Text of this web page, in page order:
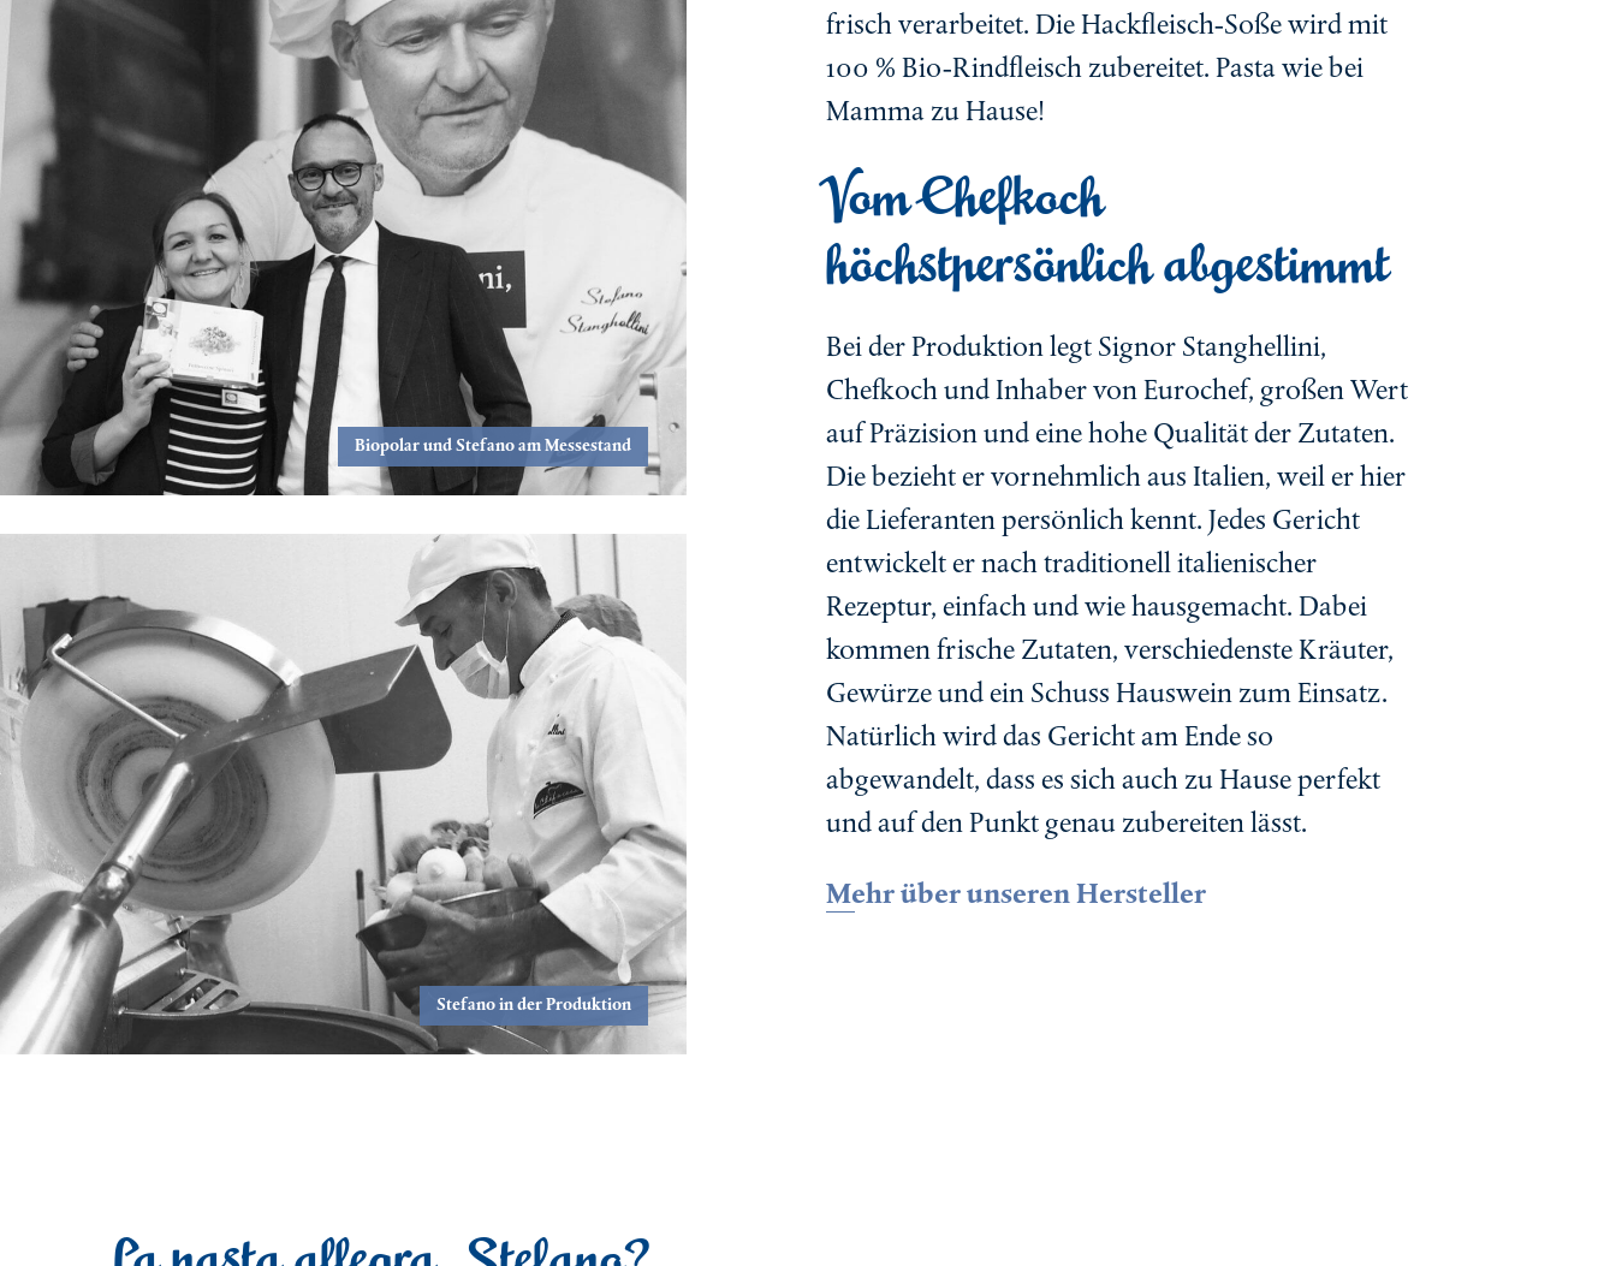
frisch verarbeitet. Die Hackfleisch-Soße wird mit
100 % Bio-Rindfleisch zubereitet. Pasta wie bei
Mamma zu Hause!
Vom Chefkoch
höchstpersönlich abgestimmt
Bei der Produktion legt Signor Stanghellini,
Chefkoch und Inhaber von Eurochef, großen Wert
auf Präzision und eine hohe Qualität der Zutaten.
Die bezieht er vornehmlich aus Italien, weil er hier
die Lieferanten persönlich kennt. Jedes Gericht
entwickelt er nach traditionell italienischer
Rezeptur, einfach und wie hausgemacht. Dabei
kommen frische Zutaten, verschiedenste Kräuter,
Gewürze und ein Schuss Hauswein zum Einsatz.
Natürlich wird das Gericht am Ende so
abgewandelt, dass es sich auch zu Hause perfekt
und auf den Punkt genau zubereiten lässt.
Mehr über unseren Hersteller
Biopolar und Stefano am Messestand
Stefano in der Produktion